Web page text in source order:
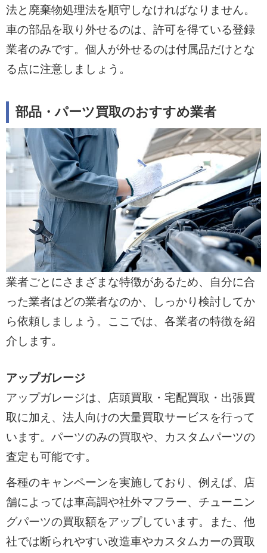
法と廃棄物処理法を順守しなければなりません。
車の部品を取り外せるのは、許可を得ている登録
業者のみです。個人が外せるのは付属品だけとな
る点に注意しましょう。
部品・パーツ買取のおすすめ業者
業者ごとにさまざまな特徴があるため、自分に合
った業者はどの業者なのか、しっかり検討してか
ら依頼しましょう。ここでは、各業者の特徴を紹
介します。
アップガレージ
アップガレージは、店頭買取・宅配買取・出張買
取に加え、法人向けの大量買取サービスを行って
います。パーツのみの買取や、カスタムパーツの
査定も可能です。
各種のキャンペーンを実施しており、例えば、店
舗によっては車高調や社外マフラー、チューニン
グパーツの買取額をアップしています。また、他
社では断られやすい改造車やカスタムカーの買取